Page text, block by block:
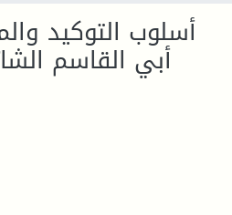
أسلوب التوكيد
أبي القاسم